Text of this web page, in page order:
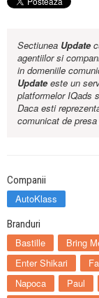
Sectiunea Update
agentiilor si
in domeniile
Updateeste un
platformelor IQads
Daca esti
comunicat de
Companii
AutoKlass
Branduri
Bastille Bring
Enter Shikari
Napoca
Paul